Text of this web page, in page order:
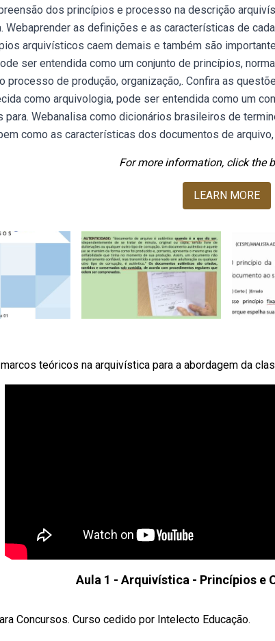
dos princípios e processo na descrição
Webaprender as definições e as características de
arquivísticos caem demais e também são
ser entendida como um conjunto de princípios,
processo de produção, organização,. Confira as
como arquivologia, pode ser entendida como um
para. Webanalisa como dicionários brasileiros de
como as características dos documentos de arquivo,
For more information, click the
LEARN MORE
teóricos na arquivística para a abordagem da
Aula 1 - Arquivística - Princípios e
Concursos. Curso cedido por Intelecto Educação.